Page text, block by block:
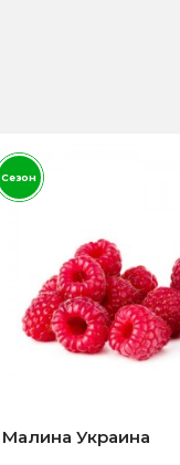
Малина Украина
Сезон